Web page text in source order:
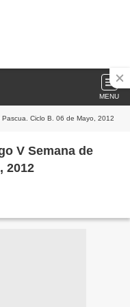
MENU
Ciclo B. 06 de Mayo, 2012
V Semana de
2012